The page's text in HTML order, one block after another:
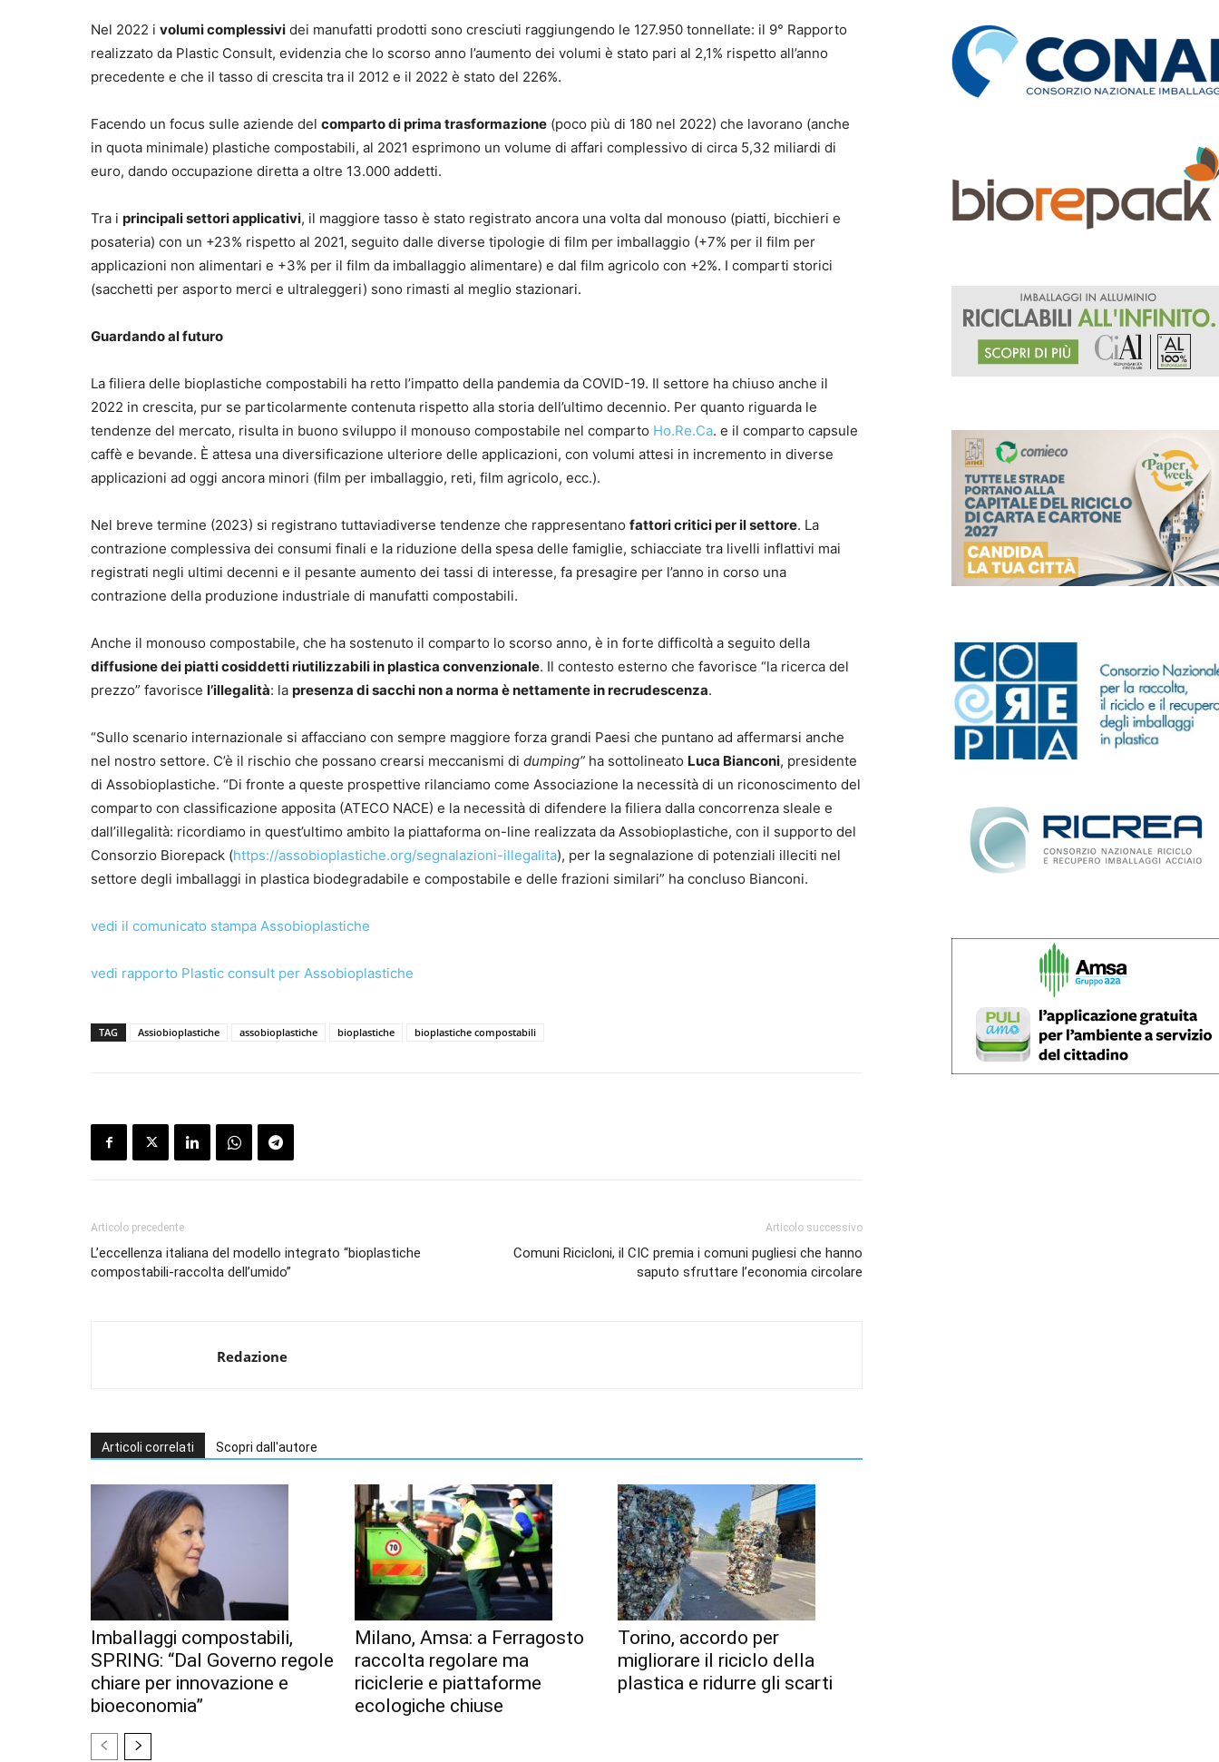
Nel 2022 i volumi complessivi dei manufatti prodotti sono cresciuti raggiungendo le 127.950 tonnellate: il 9° Rapporto
realizzato da Plastic Consult, evidenzia che lo scorso anno l’aumento dei volumi è stato pari al 2,1% rispetto all’anno
precedente e che il tasso di crescita tra il 2012 e il 2022 è stato del 226%.
Facendo un focus sulle aziende del comparto di prima trasformazione (poco più di 180 nel 2022) che lavorano (anche
in quota minimale) plastiche compostabili, al 2021 esprimono un volume di affari complessivo di circa 5,32 miliardi di
euro, dando occupazione diretta a oltre 13.000 addetti.
Tra i principali settori applicativi, il maggiore tasso è stato registrato ancora una volta dal monouso (piatti, bicchieri e
posateria) con un +23% rispetto al 2021, seguito dalle diverse tipologie di film per imballaggio (+7% per il film per
applicazioni non alimentari e +3% per il film da imballaggio alimentare) e dal film agricolo con +2%. I comparti storici
(sacchetti per asporto merci e ultraleggeri) sono rimasti al meglio stazionari.
Guardando al futuro
La filiera delle bioplastiche compostabili ha retto l’impatto della pandemia da COVID-19. Il settore ha chiuso anche il
2022 in crescita, pur se particolarmente contenuta rispetto alla storia dell’ultimo decennio. Per quanto riguarda le
tendenze del mercato, risulta in buono sviluppo il monouso compostabile nel comparto Ho.Re.Ca. e il comparto capsule
caffè e bevande. È attesa una diversificazione ulteriore delle applicazioni, con volumi attesi in incremento in diverse
applicazioni ad oggi ancora minori (film per imballaggio, reti, film agricolo, ecc.).
Nel breve termine (2023) si registrano tuttaviadiverse tendenze che rappresentano fattori critici per il settore. La
contrazione complessiva dei consumi finali e la riduzione della spesa delle famiglie, schiacciate tra livelli inflattivi mai
registrati negli ultimi decenni e il pesante aumento dei tassi di interesse, fa presagire per l’anno in corso una
contrazione della produzione industriale di manufatti compostabili.
Anche il monouso compostabile, che ha sostenuto il comparto lo scorso anno, è in forte difficoltà a seguito della
diffusione dei piatti cosiddetti riutilizzabili in plastica convenzionale. Il contesto esterno che favorisce “la ricerca del
prezzo” favorisce l’illegalità: la presenza di sacchi non a norma è nettamente in recrudescenza.
“Sullo scenario internazionale si affacciano con sempre maggiore forza grandi Paesi che puntano ad affermarsi anche
nel nostro settore. C’è il rischio che possano crearsi meccanismi di dumping” ha sottolineato Luca Bianconi, presidente
di Assobioplastiche. “Di fronte a queste prospettive rilanciamo come Associazione la necessità di un riconoscimento del
comparto con classificazione apposita (ATECO NACE) e la necessità di difendere la filiera dalla concorrenza sleale e
dall’illegalità: ricordiamo in quest’ultimo ambito la piattaforma on-line realizzata da Assobioplastiche, con il supporto del
Consorzio Biorepack (https://assobioplastiche.org/segnalazioni-illegalita), per la segnalazione di potenziali illeciti nel
settore degli imballaggi in plastica biodegradabile e compostabile e delle frazioni similari” ha concluso Bianconi.
vedi il comunicato stampa Assobioplastiche
vedi rapporto Plastic consult per Assobioplastiche
TAG Assiobioplastiche assobioplastiche bioplastiche bioplastiche compostabili
Articolo precedente
L’eccellenza italiana del modello integrato “bioplastiche
compostabili-raccolta dell’umido”
Articolo successivo
Comuni Ricicloni, il CIC premia i comuni pugliesi che hanno
saputo sfruttare l’economia circolare
Redazione
Articoli correlati Scopri dall'autore
Imballaggi compostabili,
SPRING: “Dal Governo regole
chiare per innovazione e
bioeconomia”
Milano, Amsa: a Ferragosto
raccolta regolare ma
riciclerie e piattaforme
ecologiche chiuse
Torino, accordo per
migliorare il riciclo della
plastica e ridurre gli scarti